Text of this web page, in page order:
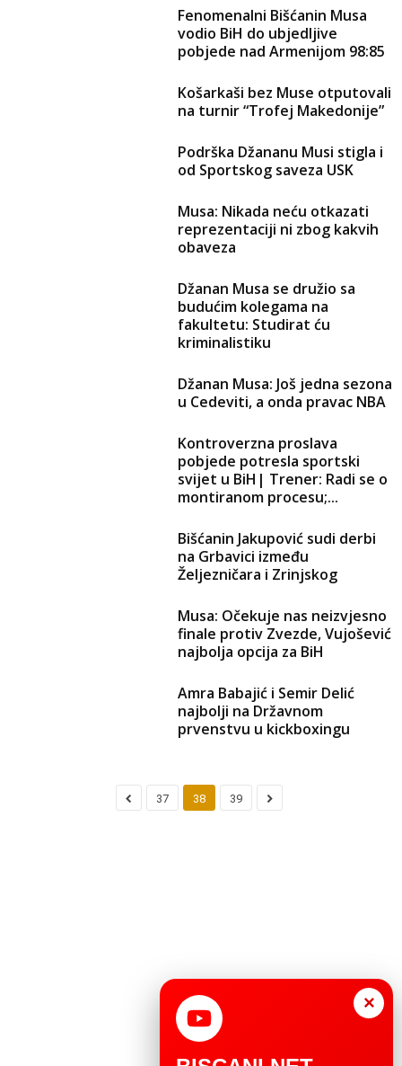
Fenomenalni Bišćanin Musa
vodio BiH do ubjedljive
pobjede nad Armenijom 98:85
Košarkaši bez Muse otputovali
na turnir “Trofej Makedonije”
Podrška Džananu Musi stigla i
od Sportskog saveza USK
Musa: Nikada neću otkazati
reprezentaciji ni zbog kakvih
obaveza
Džanan Musa se družio sa
budućim kolegama na
fakultetu: Studirat ću
kriminalistiku
Džanan Musa: Još jedna sezona
u Cedeviti, a onda pravac NBA
Kontroverzna proslava
pobjede potresla sportski
svijet u BiH| Trener: Radi se o
montiranom procesu;...
Bišćanin Jakupović sudi derbi
na Grbavici između
Željezničara i Zrinjskog
Musa: Očekuje nas neizvjesno
finale protiv Zvezde, Vujošević
najbolja opcija za BiH
Amra Babajić i Semir Delić
najbolji na Državnom
prvenstvu u kickboxingu
37 38 39
×